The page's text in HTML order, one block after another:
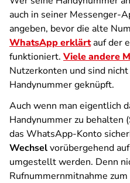
auch in seiner Messenger-
angeben, bevor die alte
WhatsApp erklärtauf der
funktioniert. Viele andere
Nutzerkonten und sind
Handynummer geknüpft.
Auch wenn man eigentlich
Handynummer zu
das WhatsApp-Konto
Wechselvorübergehend
umgestellt werden. Denn
Rufnummernmitnahme